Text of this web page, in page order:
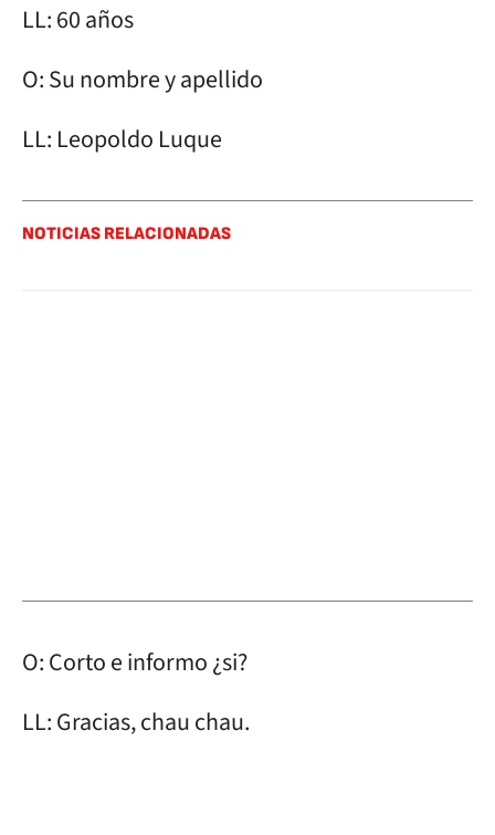
LL: 60 años
O: Su nombre y apellido
LL: Leopoldo Luque
NOTICIAS RELACIONADAS
O: Corto e informo ¿si?
LL: Gracias, chau chau.